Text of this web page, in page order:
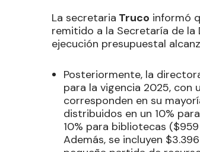
La secretaria Truco informó
remitido a la Secretaría de la
ejecución presupuestal
Posteriormente, la
para la vigencia 2025, con
corresponden en su
distribuidos en un 10%
10% para bibliotecas
Además, se incluyen